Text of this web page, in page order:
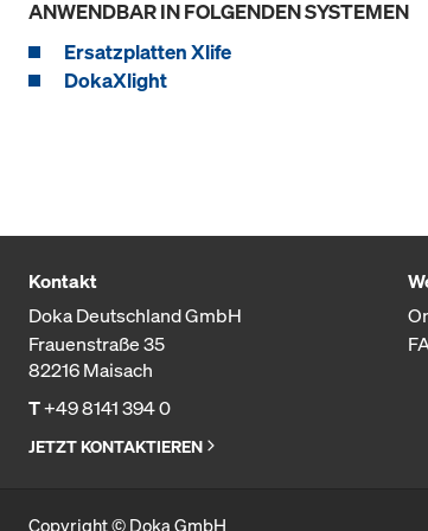
ANWENDBAR IN FOLGENDEN SYSTEMEN
Ersatzplatten Xlife
DokaXlight
Kontakt
Doka Deutschland GmbH
Frauenstraße 35
82216 Maisach
T+49 8141 394 0
JETZT KONTAKTIEREN
Copyright © Doka GmbH